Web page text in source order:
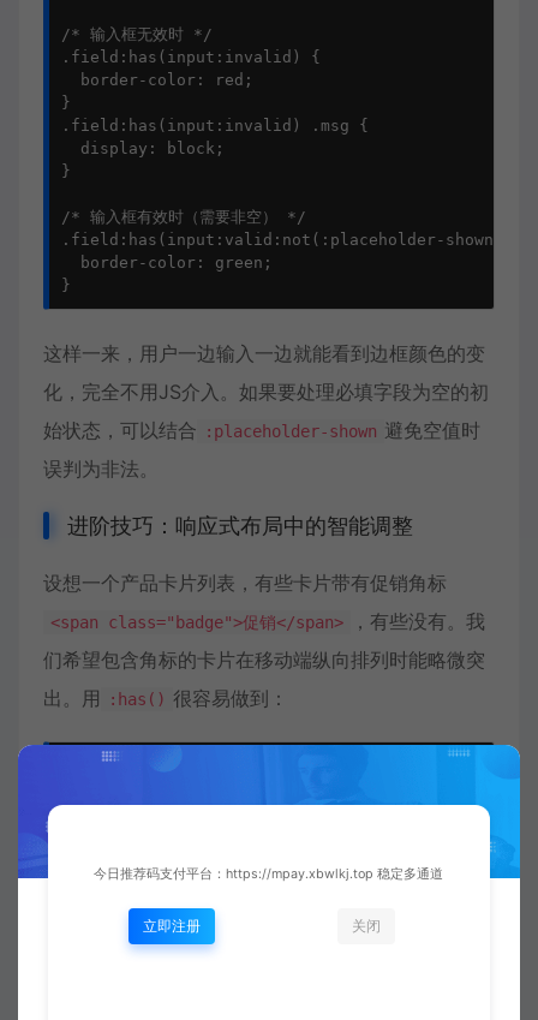
/* 输入框无效时 */
.field:has(input:invalid) {
  border-color: red;
}
.field:has(input:invalid) .msg {
  display: block;
}
/* 输入框有效时（需要非空） */
.field:has(input:valid:not(:placeholder-shown)) {
  border-color: green;
}
这样一来，用户一边输入一边就能看到边框颜色的变
化，完全不用JS介入。如果要处理必填字段为空的初
始状态，可以结合
:placeholder-shown 避免空值时
误判为非法。
进阶技巧：响应式布局中的智能调整
设想一个产品卡片列表，有些卡片带有促销角标
<span class="badge">促销</span>
，有些没有。我
们希望包含角标的卡片在移动端纵向排列时能略微突
出。用
:has() 很容易做到：
.card:has(.badge) {
@media (max-width: 600px) {
    order: -1; /* 如果父级是flex容器，提前显示 */
今日推荐码支付平台：https://mpay.xbwlkj.top 稳定多通道
立即注册 关闭